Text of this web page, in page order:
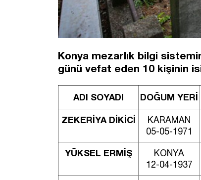
Konya mezarlık bilgi
günü vefat eden 10 kişinin
ADI SOYADI DOĞUM YERİ
ZEKERİYA DİKİCİ
KARAMAN
05-05-1971
YÜKSEL ERMİŞ
KONYA
12-04-1937